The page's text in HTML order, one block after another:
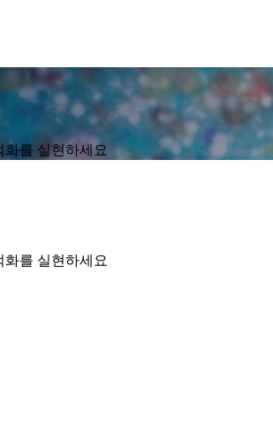
를 실현하세요
를 실현하세요